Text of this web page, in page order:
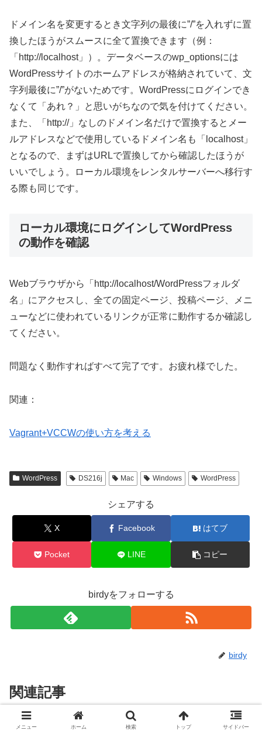
ドメイン名を変更するとき文字列の最後に”/”を入れずに置
換したほうがスムースに全て置換できます（例：
「http://localhost」）。データベースのwp_optionsには
WordPressサイトのホームアドレスが格納されていて、文
字列最後に”/”がないためです。WordPressにログインでき
なくて「あれ？」と思いがちなので気を付けてください。
また、「http://」なしのドメイン名だけで置換するとメー
ルアドレスなどで使用しているドメイン名も「localhost」
となるので、まずはURLで置換してから確認したほうが
いいでしょう。ローカル環境をレンタルサーバーへ移行す
る際も同じです。
ローカル環境にログインしてWordPress
の動作を確認
Webブラウザから「http://localhost/WordPressフォルダ
名」にアクセスし、全ての固定ページ、投稿ページ、メニ
ューなどに使われているリンクが正常に動作するか確認し
てください。
問題なく動作すればすべて完了です。お疲れ様でした。
関連：
Vagrant+VCCWの使い方を考える
WordPress DS216j Mac Windows WordPress
シェアする
X Facebook はてブ
Pocket LINE コピー
birdyをフォローする
birdy
関連記事
WordPress WordPressで記事の画像を横に
メニュー ホーム 検索 トップ サイドバー